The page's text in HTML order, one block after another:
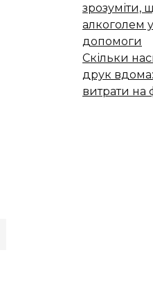
зрозуміти,
алкоголем
допомоги
Скільки
друк
витрати на